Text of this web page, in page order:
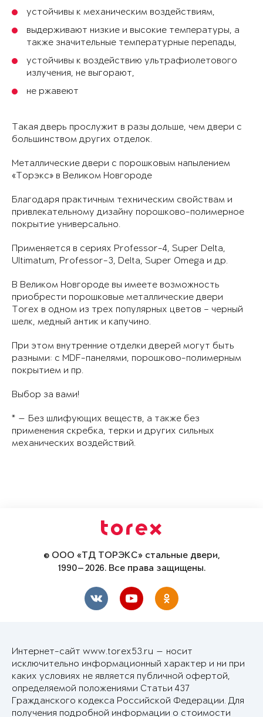
устойчивы к механическим воздействиям,
выдерживают низкие и высокие температуры, а
также значительные температурные перепады,
устойчивы к воздействию ультрафиолетового
излучения, не выгорают,
не ржавеют
Такая дверь прослужит в разы дольше, чем двери с
большинством других отделок.
Металлические двери с порошковым напылением
«Торэкс» в Великом Новгороде
Благодаря практичным техническим свойствам и
привлекательному дизайну порошково-полимерное
покрытие универсально.
Применяется в сериях Professor-4, Super Delta,
Ultimatum, Professor-3, Delta, Super Omega и др.
В Великом Новгороде вы имеете возможность
приобрести порошковые металлические двери
Torex в одном из трех популярных цветов – черный
шелк, медный антик и капучино.
При этом внутренние отделки дверей могут быть
разными: с MDF-панелями, порошково-полимерным
покрытием и пр.
Выбор за вами!
* — Без шлифующих веществ, а также без
применения скребка, терки и других сильных
механических воздействий.
© ООО «ТД ТОРЭКС» стальные двери,
1990—2026. Все права защищены.
Интернет-сайт www.torex53.ru — носит
исключительно информационный характер и ни при
каких условиях не является публичной офертой,
определяемой положениями Статьи 437
Гражданского кодекса Российской Федерации. Для
получения подробной информации о стоимости